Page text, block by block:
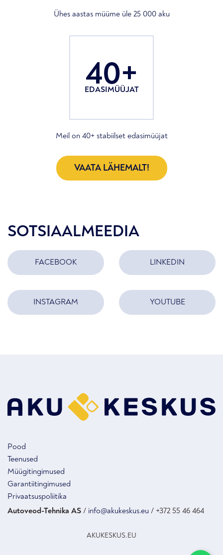
Ühes aastas müüme üle 25 000 aku
40+
EDASIMÜÜJAT
Meil on 40+ stabiilset edasimüüjat
VAATA LÄHEMALT!
SOTSIAALMEEDIA
FACEBOOK LINKEDIN
INSTAGRAM YOUTUBE
Pood
Teenused
Müügitingimused
Garantiitingimused
Privaatsuspoliitika
Autoveod-Tehnika AS / info@akukeskus.eu / +372 55 46 464
AKUKESKUS.EU